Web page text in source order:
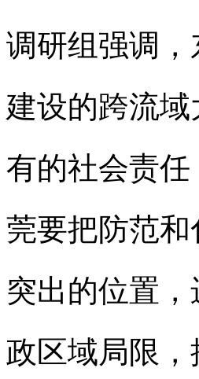
调研组强调
建设的跨流
有的社会责
莞要把防范
突出的位置
政区域局限